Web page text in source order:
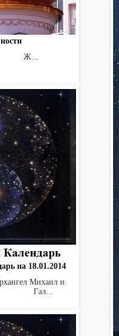
Ж...
на 18.01.2014
Михаил и
Гал...